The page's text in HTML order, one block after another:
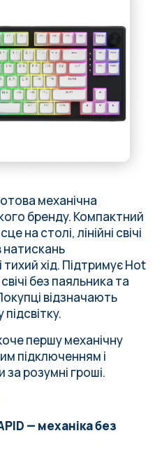
механічна
бренду. Компактний
на столі, лінійні свічі
натискань
хід. Підтримує Hot
без паяльника та
відзначають
першу механічну
підключенням і
розумні гроші.
— механіка без